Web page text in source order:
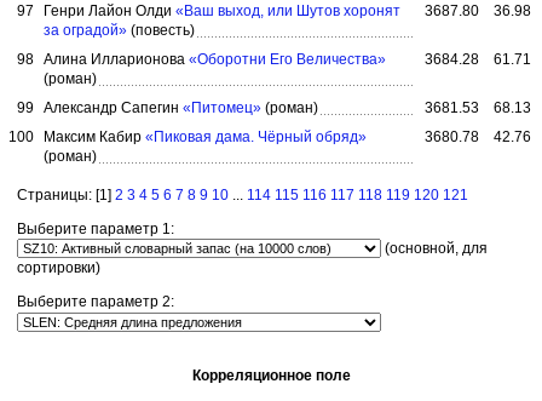
97
Генри Лайон Олди «Ваш выход, или Шутов хоронят
за оградой» (повесть)
3687.80 36.98
98 Алина Илларионова «Оборотни Его Величества»
(роман)
3684.28 61.71
99 Александр Сапегин «Питомец» (роман) 3681.53
68.13
100
Максим Кабир «Пиковая дама. Чёрный обряд»
(роман)
3680.78 42.76
Страницы: [1] 2 3 4 5 6 7 8 9 10 114 115 116 117 118 119 120 121
Выберите параметр 1:
(основной, для
сортировки)
Выберите параметр 2:
Корреляционное поле